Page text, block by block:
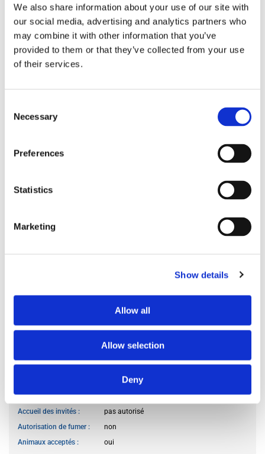
We also share information about your use of our site with
our social media, advertising and analytics partners who
may combine it with other information that you’ve
provided to them or that they’ve collected from your use
of their services.
Selection
Necessary
Preferences
Statistics
Marketing
Show details
Allow all
Allow selection
Deny
CARACTÉRISTIQUES DE LA CHAMBRE
Taille du lit
double
Salle de bain
partagée
Bureau
Profil souhaité
préfère ne pas préciser
Accès à la cuisine
autorisé à n’importe quand
autorisé à n’importe quand
Accès au salon
autorisé à n’importe quand
Accueil des invités
pas autorisé
Autorisation de fumer
non
Animaux acceptés
oui